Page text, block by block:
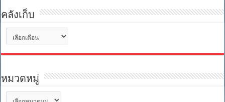
คลังเก็บ
เก็บ
หมวดหมู่